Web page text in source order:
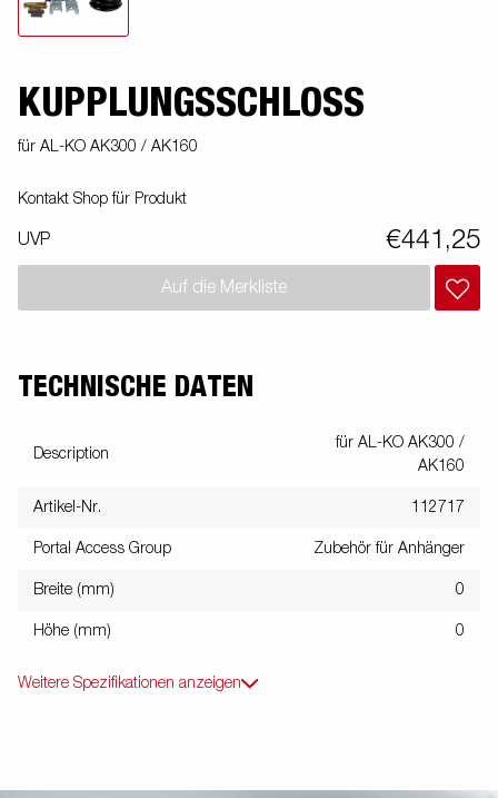
KUPPLUNGSSCHLOSS
für AL-KO AK300 / AK160
Kontakt Shop für Produkt
UVP €441,25
Auf die Merkliste
TECHNISCHE DATEN
Description
für AL-KO AK300 /
AK160
Artikel-Nr. 112717
Portal Access Group Zubehör für Anhänger
Breite (mm) 0
Höhe (mm) 0
Weitere Spezifikationen anzeigen